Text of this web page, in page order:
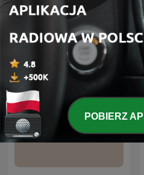
Аудіокниги українською
(Студія Калідор та інші)
POBIERZ